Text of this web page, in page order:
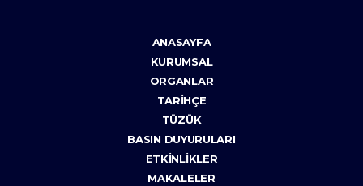
ANASAYFA
KURUMSAL
ORGANLAR
TARIHÇE
TÜZÜK
BASIN DUYURULARI
ETKINLIKLER
MAKALELER